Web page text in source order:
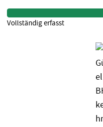
Vollständig erfasst